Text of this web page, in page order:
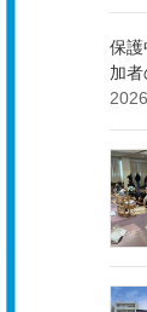
保護
加者